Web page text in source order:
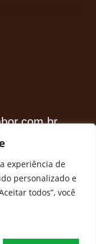
experiência de
personalizado e
todos”, você